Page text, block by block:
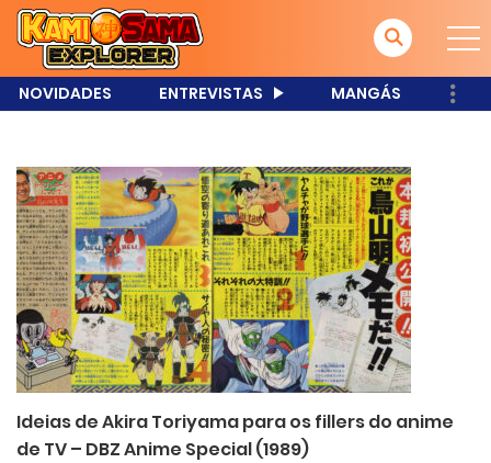
NOVIDADES ENTREVISTAS MANGÁS
Ideias de Akira Toriyama para os fillers do anime
de TV – DBZ Anime Special (1989)